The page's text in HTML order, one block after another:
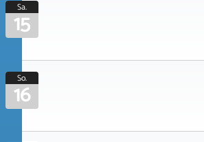
Sa.
15
So.
16